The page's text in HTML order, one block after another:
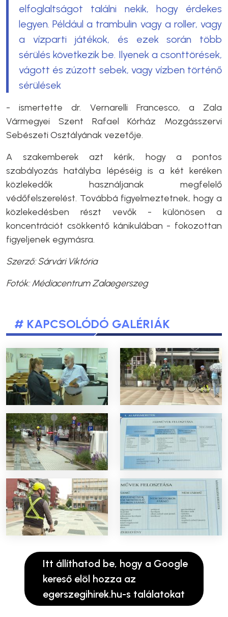
elfoglaltságot találni nekik, hogy érdekes
legyen. Például a trambulin vagy a roller, vagy
a vízparti játékok, és ezek során több
sérülés következik be. Ilyenek a csonttörések,
vágott és zúzott sebek, vagy vízben történő
sérülések
- ismertette dr. Vernarelli Francesco, a Zala
Vármegyei Szent Rafael Kórház Mozgásszervi
Sebészeti Osztályának vezetője.
A szakemberek azt kérik, hogy a pontos
szabályozás hatályba lépéséig is a két keréken
közlekedők használjanak megfelelő
védőfelszerelést. Továbbá figyelmeztetnek, hogy a
közlekedésben részt vevők - különösen a
koncentrációt csökkentő kánikulában - fokozottan
figyeljenek egymásra.
Szerző: Sárvári Viktória
Fotók: Médiacentrum Zalaegerszeg
# KAPCSOLÓDÓ GALÉRIÁK
Itt állíthatod be, hogy a Google
kereső elöl hozza az
egerszegihirek.hu-s találatokat